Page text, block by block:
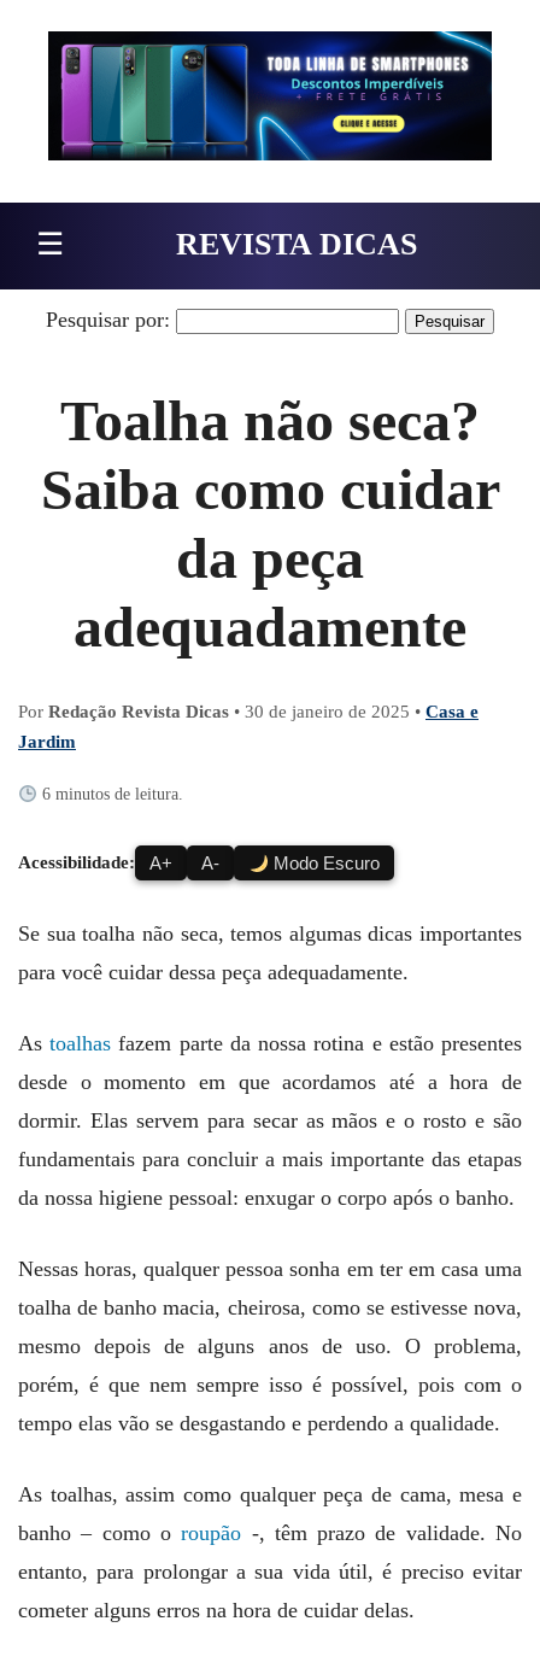
Pular para o conteúdo
☰ REVISTA DICAS
Pesquisar por:
Toalha não seca?
Saiba como cuidar
da peça
adequadamente
Por Redação Revista Dicas • 30 de janeiro de 2025 • Casa e
Jardim
6 minutos de leitura.
Acessibilidade: A+ A- Modo Escuro
Se sua toalha não seca, temos algumas dicas importantes
para você cuidar dessa peça adequadamente.
As toalhas fazem parte da nossa rotina e estão presentes
desde o momento em que acordamos até a hora de
dormir. Elas servem para secar as mãos e o rosto e são
fundamentais para concluir a mais importante das etapas
da nossa higiene pessoal: enxugar o corpo após o banho.
Nessas horas, qualquer pessoa sonha em ter em casa uma
toalha de banho macia, cheirosa, como se estivesse nova,
mesmo depois de alguns anos de uso. O problema,
porém, é que nem sempre isso é possível, pois com o
tempo elas vão se desgastando e perdendo a qualidade.
As toalhas, assim como qualquer peça de cama, mesa e
banho – como oroupão -, têm prazo de validade. No
entanto, para prolongar a sua vida útil, é preciso evitar
cometer alguns erros na hora de cuidar delas.